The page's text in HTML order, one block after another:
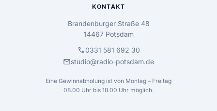
KONTAKT
Brandenburger Straße 48
14467 Potsdam
call0331 581 692 30
mailstudio@radio-potsdam.de
Eine Gewinnabholung ist von Montag – Freitag
08.00 Uhr bis 18.00 Uhr möglich.